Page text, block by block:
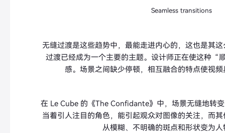
Seamless transitions
无缝过渡是这些趋势中，最能走进内心的，这也是其
过渡已经成为一个主要的主题。设计师正在使这种“
感。场景之间缺少停顿，相互融合的特点使视
在 Le Cube 的《The Confidante》中，场景无缝地转
当着引人注目的角色，能引起观众对图像的关注，而
从模糊、不明确的斑点和形状变为